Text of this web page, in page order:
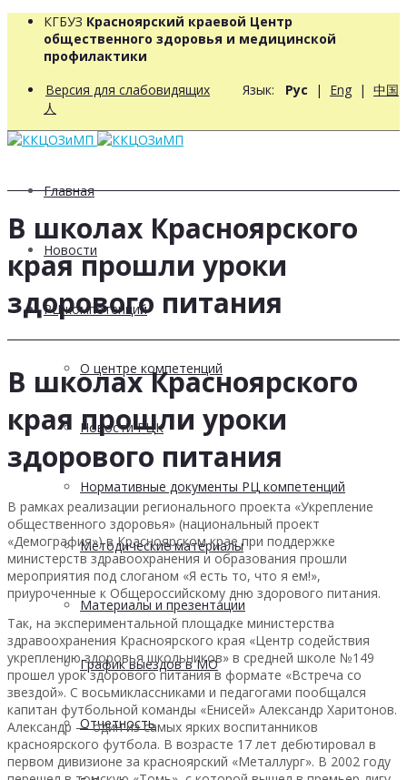
КГБУЗ Красноярский краевой Центр
общественного здоровья и медицинской
профилактики
Версия для слабовидящих Язык: Рус | Eng | 中国
人
Главная
Новости
РЦ компетенций
О центре компетенций
Новости РЦК
Нормативные документы РЦ компетенций
Методические материалы
Материалы и презентации
График выездов в МО
Отчетность
В школах Красноярского
края прошли уроки
здорового питания
В школах Красноярского
края прошли уроки
здорового питания
В рамках реализации регионального проекта «Укрепление
общественного здоровья» (национальный проект
«Демография») в Красноярском крае при поддержке
министерств здравоохранения и образования прошли
мероприятия под слоганом «Я есть то, что я ем!»,
приуроченные к Общероссийскому дню здорового питания.
Так, на экспериментальной площадке министерства
здравоохранения Красноярского края «Центр содействия
укреплению здоровья школьников» в средней школе №149
прошел урок здорового питания в формате «Встреча со
звездой». С восьмиклассниками и педагогами пообщался
капитан футбольной команды «Енисей» Александр Харитонов.
Александр — один из самых ярких воспитанников
красноярского футбола. В возрасте 17 лет дебютировал в
первом дивизионе за красноярский «Металлург». В 2002 году